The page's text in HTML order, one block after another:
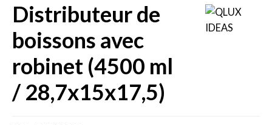
distributeur de
boissons avec
robinet (4500 ml
/ 28,7x15x17,5)